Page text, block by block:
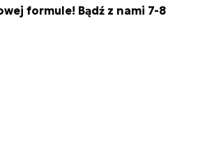
formule! Bądź z nami 7-8